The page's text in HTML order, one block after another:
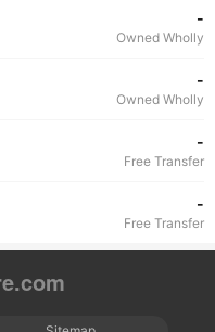
-
Owned Wholly
-
Owned Wholly
-
Free Transfer
-
Free Transfer